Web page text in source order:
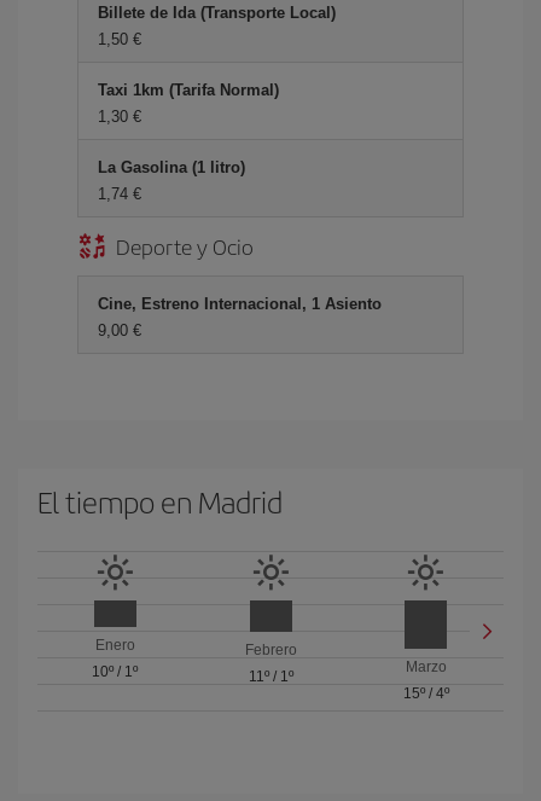
Billete de Ida (Transporte Local)
1,50 €
Taxi 1km (Tarifa Normal)
1,30 €
La Gasolina (1 litro)
1,74 €
Deporte y Ocio
Cine, Estreno Internacional, 1 Asiento
9,00 €
El tiempo en Madrid
Enero
10º / 1º
Febrero
11º/ 1º
Marzo
15º/ 4º